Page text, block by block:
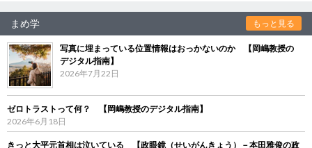
まめ学 もっと見る
写真に埋まっている位置情報はおっかないのか 【岡嶋教授の
デジタル指南】
2026年7月22日
ゼロトラストって何？ 【岡嶋教授のデジタル指南】
2026年6月18日
きっと大平元首相は泣いている 【政眼鏡（せいがんきょう）－本田雅俊の政